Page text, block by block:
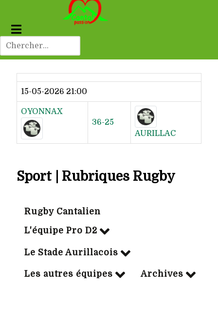
Dernier résultat
15-05-2026 21:00
OYONNAX
36-25
AURILLAC
Sport | Rubriques Rugby
Rugby Cantalien
L'équipe Pro D2
Le Stade Aurillacois
Les autres équipes Archives